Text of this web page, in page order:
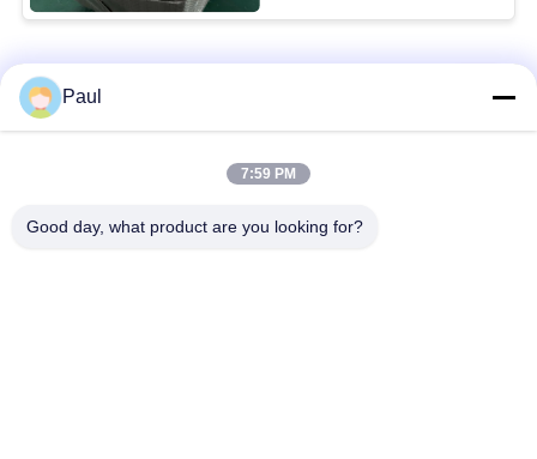
Λαϊκή κατηγορία
Σκληραίνοντας
Paul
7:59 PM
Good day, what product are you looking for?